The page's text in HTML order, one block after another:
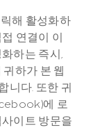
해 활성화하
연결이 이
하는 즉시,
하가 본 웹
니다. 또한 귀
에 로
이트 방문을